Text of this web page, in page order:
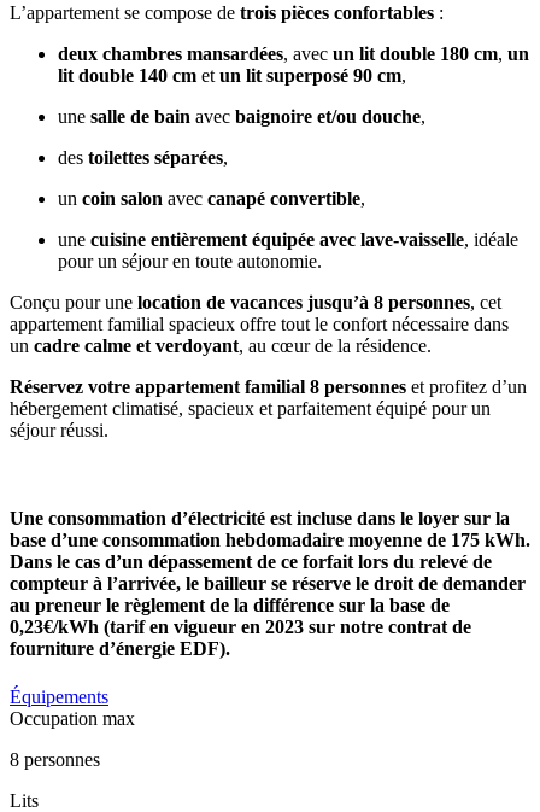
L’appartement se compose de trois pièces confortables :
deux chambres mansardées, avec un lit double 180 cm, un
lit double 140 cm et un lit superposé 90 cm,
une salle de bain avec baignoire et/ou douche,
des toilettes séparées,
un coin salon avec canapé convertible,
une cuisine entièrement équipée avec lave-vaisselle, idéale
pour un séjour en toute autonomie.
Conçu pour une location de vacances jusqu’à 8 personnes, cet
appartement familial spacieux offre tout le confort nécessaire dans
un cadre calme et verdoyant, au cœur de la résidence.
Réservez votre appartement familial 8 personnes et profitez d’un
hébergement climatisé, spacieux et parfaitement équipé pour un
séjour réussi.
Une consommation d’électricité est incluse dans le loyer sur la
base d’une consommation hebdomadaire moyenne de 175 kWh.
Dans le cas d’un dépassement de ce forfait lors du relevé de
compteur à l’arrivée, le bailleur se réserve le droit de demander
au preneur le règlement de la différence sur la base de
0,23€/kWh (tarif en vigueur en 2023 sur notre contrat de
fourniture d’énergie EDF).
Équipements
Occupation max
8 personnes
Lits